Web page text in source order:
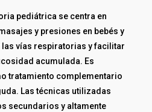
pediátrica se centra en
y presiones en bebés y
vías respiratorias y facilitar
acumulada. Es
tratamiento complementario
Las técnicas utilizadas
secundarios y altamente